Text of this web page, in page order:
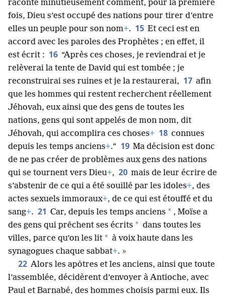
raconté minutieusement comment, pour la première
fois, Dieu s’est occupé des nations pour tirer d’entre
elles un peuple pour son nom+. 15 Et ceci est en
accord avec les paroles des Prophètes ; en effet, il
est écrit : 16 “Après ces choses, je reviendrai et je
relèverai la tente de David qui est tombée ; je
reconstruirai ses ruines et je la restaurerai, 17 afin
que les hommes qui restent recherchent réellement
Jéhovah, eux ainsi que des gens de toutes les
nations, gens qui sont appelés de mon nom, dit
Jéhovah, qui accomplira ces choses+ 18 connues
depuis les temps anciens+.” 19 Ma décision est donc
de ne pas créer de problèmes aux gens des nations
qui se tournent vers Dieu+, 20 mais de leur écrire de
s’abstenir de ce qui a été souillé par les idoles+, des
actes sexuels immoraux+, de ce qui est étouffé et du
sang+. 21 Car, depuis les temps anciens * , Moïse a
des gens qui prêchent ses écrits * dans toutes les
villes, parce qu’on les lit * à voix haute dans les
synagogues chaque sabbat+. »
22 Alors les apôtres et les anciens, ainsi que toute
l’assemblée, décidèrent d’envoyer à Antioche, avec
Paul et Barnabé, des hommes choisis parmi eux. Ils